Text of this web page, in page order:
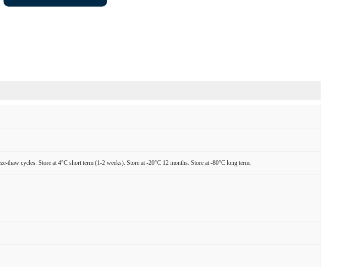
thaw cycles. Store at 4°C short term (1-2 weeks). Store at -20°C 12 months. Store at -80°C long term.